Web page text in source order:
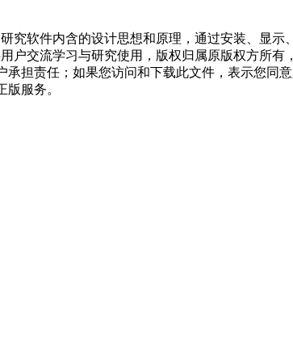
究软件内含的设计思想和原理，通过安装、显
户交流学习与研究使用，版权归属原版权方所
担责任；如果您访问和下载此文件，表示您同
服务。